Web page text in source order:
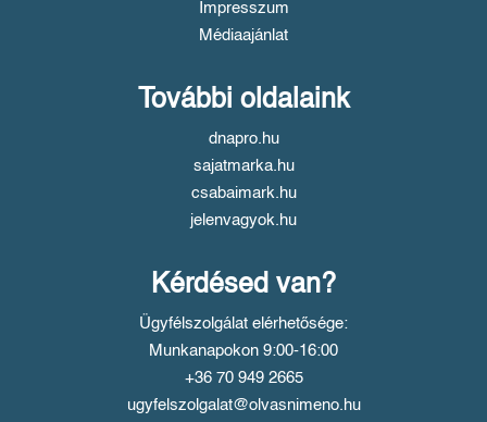
Impresszum
Médiaajánlat
További oldalaink
dnapro.hu
sajatmarka.hu
csabaimark.hu
jelenvagyok.hu
Kérdésed van?
Ügyfélszolgálat elérhetősége:
Munkanapokon 9:00-16:00
+36 70 949 2665
ugyfelszolgalat@olvasnimeno.hu